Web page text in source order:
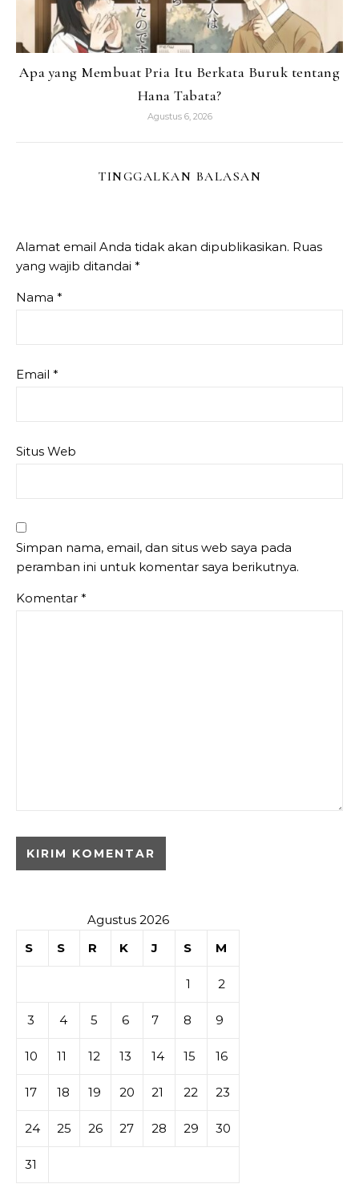
Apa yang Membuat Pria Itu Berkata Buruk tentang
Hana Tabata?
Agustus 6, 2026
TINGGALKAN BALASAN
Alamat email Anda tidak akan dipublikasikan. Ruas
yang wajib ditandai *
Nama *
Email *
Situs Web
Simpan nama, email, dan situs web saya pada
peramban ini untuk komentar saya berikutnya.
Komentar *
Agustus 2026
S
S R K J S M
1 2
3 4 5 6 7 8 9
10 11 12 13 14 15 16
17 18 19 20 21 22 23
24 25 26 27 28 29 30
31